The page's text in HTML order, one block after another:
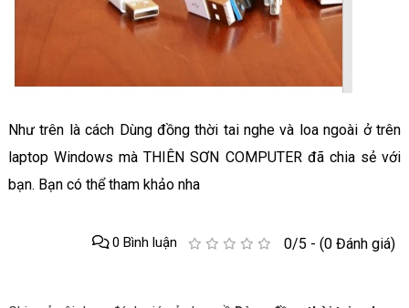
Như trên là cách Dùng đồng thời tai nghe và loa ngoài ở trên
laptop Windows mà THIÊN SƠN COMPUTER đã chia sẻ với
bạn. Bạn có thể tham khảo nha
0/5 - (0 Đánh giá)
0 Bình luận